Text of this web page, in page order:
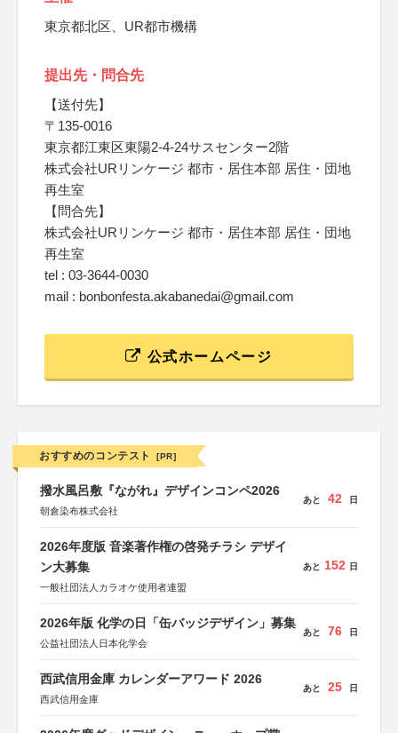
東京都北区、UR都市機構
提出先・問合先
【送付先】
〒135-0016
東京都江東区東陽2-4-24サスセンター2階
株式会社URリンケージ 都市・居住本部 居住・団地
再生室
【問合先】
株式会社URリンケージ 都市・居住本部 居住・団地
再生室
tel : 03-3644-0030
mail : bonbonfesta.akabanedai@gmail.com
公式ホームページ
おすすめのコンテスト [PR]
撥水風呂敷『ながれ』デザインコンペ2026
朝倉染布株式会社
あと 42 日
2026年度版 音楽著作権の啓発チラシ デザイ
ン大募集
一般社団法人カラオケ使用者連盟
あと 152 日
2026年版 化学の日「缶バッジデザイン」募集
公益社団法人日本化学会
あと 76 日
西武信用金庫 カレンダーアワード 2026
西武信用金庫
あと 25 日